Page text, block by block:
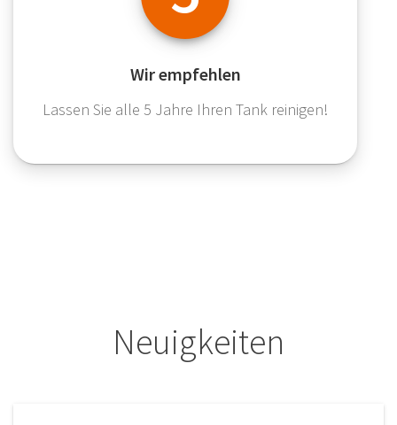
Wir empfehlen
Lassen Sie alle 5 Jahre Ihren Tank reinigen!
Neuigkeiten